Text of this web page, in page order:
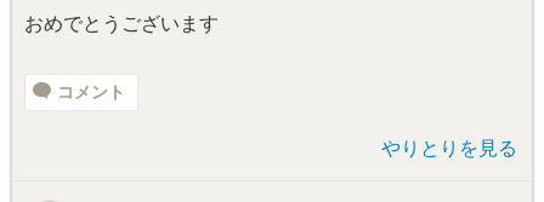
おめでとうございます
コメント
やりとりを見る